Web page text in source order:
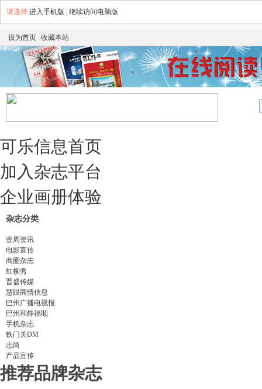
请选择 进入手机版 继续访问电脑版
设为首页 收藏本站
可乐信息首页
加入杂志平台
企业画册体验
杂志分类
壹周资讯
电影宣传
商圈杂志
红柳秀
晋盛传媒
慧眼商情信息
巴州广播电视报
巴州和静福顺
手机杂志
铁门关DM
志尚
产品宣传
推荐品牌杂志